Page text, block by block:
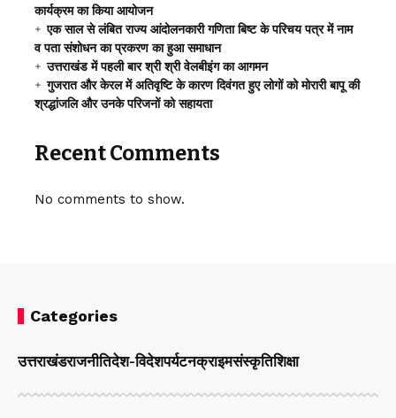
कार्यक्रम का किया आयोजन
एक साल से लंबित राज्य आंदोलनकारी गणिता बिष्ट के परिचय पत्र में नाम
व पता संशोधन का प्रकरण का हुआ समाधान
उत्तराखंड में पहली बार श्री श्री वेलबीइंग का आगमन
गुजरात और केरल में अतिवृष्टि के कारण दिवंगत हुए लोगों को मोरारी बापू की
श्रद्धांजलि और उनके परिजनों को सहायता
Recent Comments
No comments to show.
Categories
उत्तराखंडराजनीतिदेश-विदेशपर्यटनक्राइमसंस्कृतिशिक्षा